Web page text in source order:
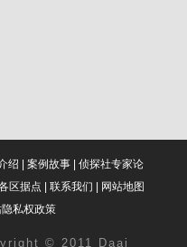
绍 案例故事| 侦探社专家论
区据点 联系我们
网站地图
隐私权政策
© 2011 Daai